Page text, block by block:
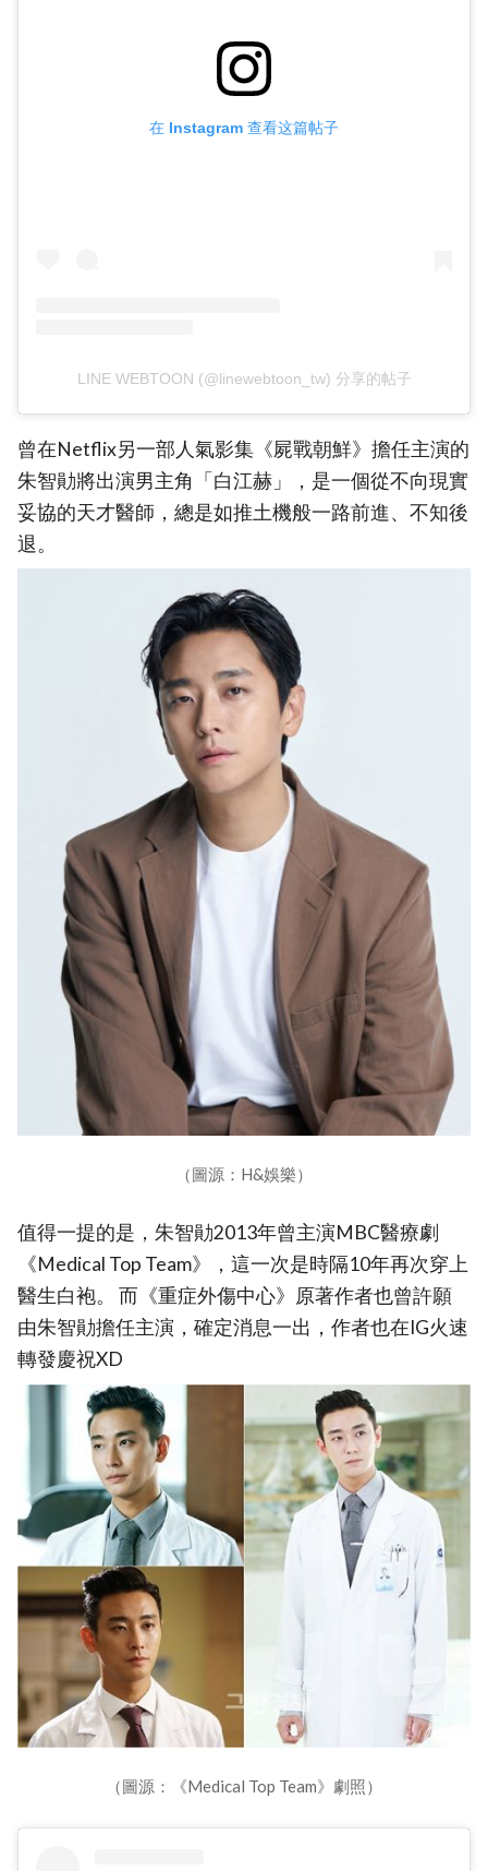
在 Instagram 查看这篇帖子
LINE WEBTOON (@linewebtoon_tw) 分享的帖子
曾在Netflix另一部人氣影集《屍戰朝鮮》擔任主演的
朱智勛將出演男主角「白江赫」，是一個從不向現實
妥協的天才醫師，總是如推土機般一路前進、不知後
退。
（圖源：H&娛樂）
值得一提的是，朱智勛2013年曾主演MBC醫療劇
《Medical Top Team》，這一次是時隔10年再次穿上
醫生白袍。 而《重症外傷中心》原著作者也曾許願
由朱智勛擔任主演，確定消息一出，作者也在IG火速
轉發慶祝XD
（圖源：《Medical Top Team》劇照）